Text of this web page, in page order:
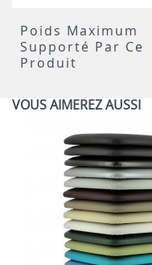
Poids Maximum
Supporté Par Ce
Produit
VOUS AIMEREZ AUSSI